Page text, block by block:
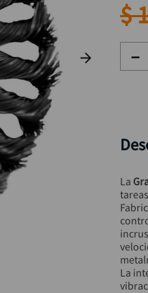
$
－
La
La
alicate